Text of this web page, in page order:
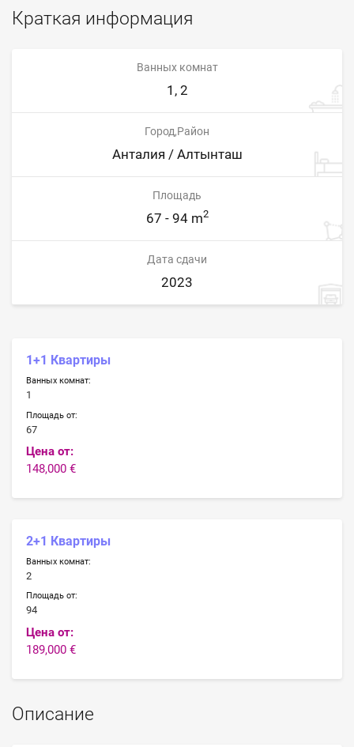
Краткая информация
Ванных комнат
1, 2
Город,Район
Анталия / Алтынташ
Площадь
67 - 94 m2
Дата сдачи
2023
1+1 Квартиры
Ванных комнат:
1
Площадь от:
67
Цена от:
148,000 €
2+1 Квартиры
Ванных комнат:
2
Площадь от:
94
Цена от:
189,000 €
Описание